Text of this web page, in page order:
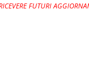
FUTURI